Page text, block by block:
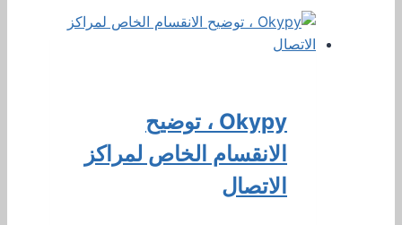
Okypy ، توضيح
الانقسام الخاص لمراكز
الاتصال